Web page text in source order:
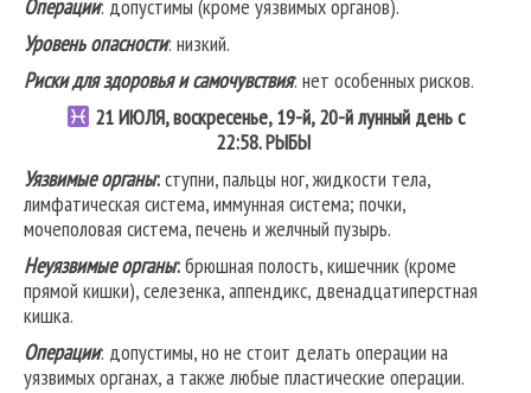
Операции: допустимы (кроме уязвимых органов).
Уровень опасности: низкий.
Риски для здоровья и самочувствия: нет особенных рисков.
21ИЮЛЯ, воскресенье, 19-й, 20-й лунный день с
22:58.РЫБЫ
Уязвимые органы:ступни, пальцы ног, жидкости тела,
лимфатическая система, иммунная система; почки,
мочеполовая система, печень и желчный пузырь.
Неуязвимые органы:брюшная полость, кишечник (кроме
прямой кишки), селезенка, аппендикс, двенадцатиперстная
кишка.
Операции: допустимы, но не стоит делать операции на
уязвимых органах, а также любые пластические операции.